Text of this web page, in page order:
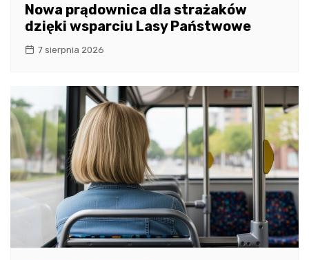
Nowa prądownica dla strażaków
dzięki wsparciu Lasy Państwowe
7 sierpnia 2026